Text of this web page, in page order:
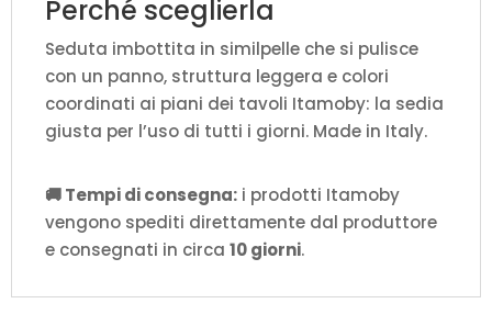
Perché sceglierla
Seduta imbottita in similpelle che si pulisce
con un panno, struttura leggera e colori
coordinati ai piani dei tavoli Itamoby: la sedia
giusta per l’uso di tutti i giorni. Made in Italy.
🚚 Tempi di consegna: i prodotti Itamoby
vengono spediti direttamente dal produttore
e consegnati in circa 10 giorni.